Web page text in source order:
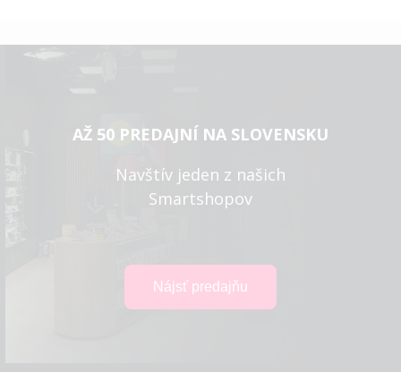
AŽ 50 PREDAJNÍ NA SLOVENSKU
Navštív jeden z našich
Smartshopov